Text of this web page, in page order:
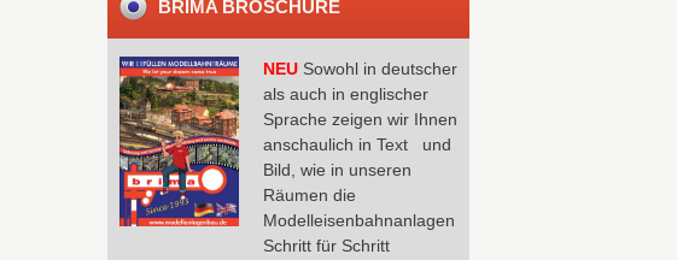
BRIMA BROSCHÜRE
NEU Sowohl in deutscher
als auch in englischer
Sprache zeigen wir Ihnen
anschaulich in Text und
Bild, wie in unseren
Räumen die
Modelleisenbahnanlagen
Schritt für Schritt